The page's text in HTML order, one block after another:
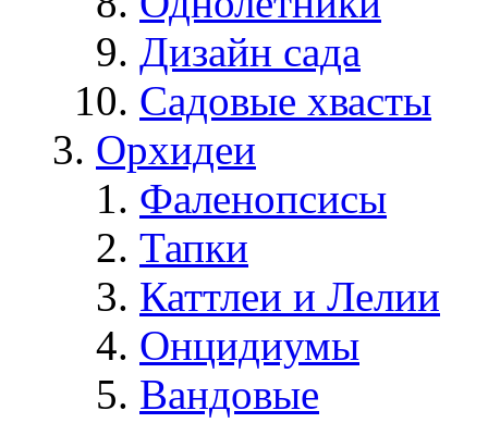
Дизайн сада
Садовые хвасты
Орхидеи
Фаленопсисы
Тапки
Каттлеи и Лелии
Онцидиумы
Вандовые